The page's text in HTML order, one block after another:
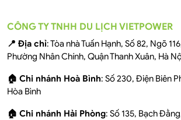
CÔNG TY TNHH DU LỊCH VIETPOWER
📍 Địa chỉ: Tòa nhà Tuấn Hạnh, Số 82, Ngõ
Phường Nhân Chính, Quận Thanh Xuân, Hà
🏠 Chi nhánh Hoà Bình: Số 230, Điện Biên
Hòa Bình
🏠 Chi nhánh Hải Phòng: Số 135, Bạch